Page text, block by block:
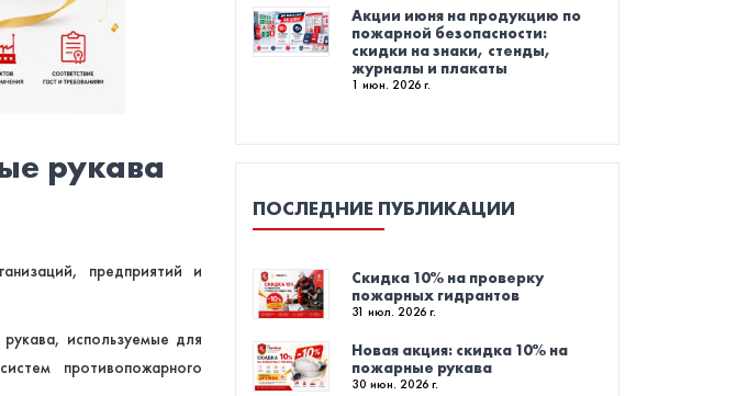
рукава
предприятий и
используемые для
противопожарного
Акции июня на продукцию по
пожарной безопасности:
скидки на знаки, стенды,
журналы и плакаты
1 июн. 2026 г.
ПОСЛЕДНИЕ ПУБЛИКАЦИИ
Скидка 10% на проверку
пожарных гидрантов
31 июл. 2026 г.
Новая акция: скидка 10% на
пожарные рукава
30 июн. 2026 г.